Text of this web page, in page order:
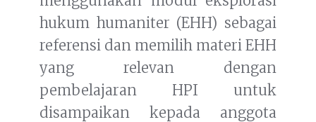
hukum humaniter (EHH) sebagai
referensi dan memilih materi EHH
yang relevan dengan
pembelajaran HPI untuk
disampaikan kepada anggota